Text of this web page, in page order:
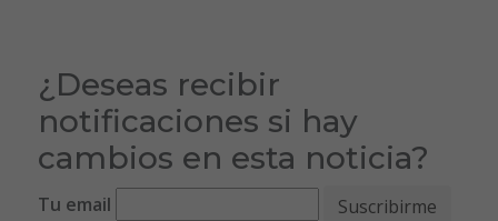
¿Deseas recibir
notificaciones si hay
cambios en esta noticia?
Tu email